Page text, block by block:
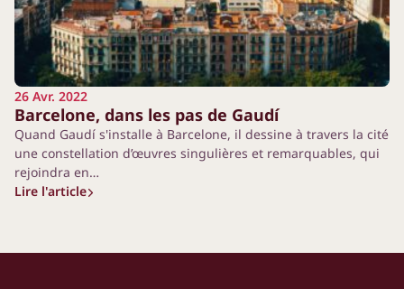
26 Avr. 2022
Barcelone, dans les pas de Gaudí
Quand Gaudí s'installe à Barcelone, il dessine à travers la cité
une constellation d’œuvres singulières et remarquables, qui
rejoindra en…
Lire l'article